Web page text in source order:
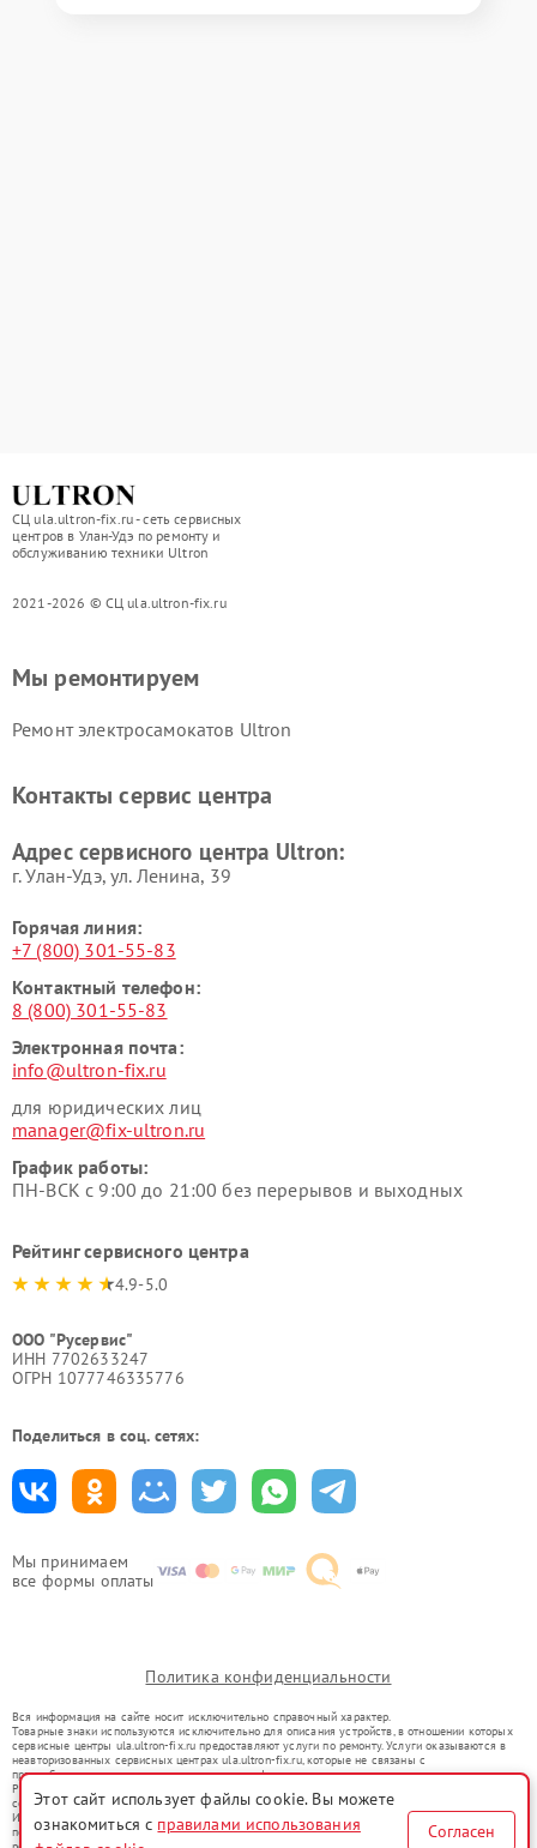
СЦ ula.ultron-fix.ru - сеть сервисных
центров в Улан-Удэ по ремонту и
обслуживанию техники Ultron
2021-2026 © СЦ ula.ultron-fix.ru
Мы принимаем
все формы оплаты
Мы ремонтируем
Ремонт электросамокатов Ultron
Контакты сервис центра
Адрес сервисного центра Ultron:
г. Улан-Удэ, ул. Ленина, 39
Горячая линия:
+7 (800) 301-55-83
Контактный телефон:
8 (800) 301-55-83
Электронная почта:
info@ultron-fix.ru
для юридических лиц
manager@fix-ultron.ru
График работы:
ПН-ВСК с 9:00 до 21:00 без перерывов и выходных
Рейтинг сервисного центра
4.9-5.0
ООО "Русервис"
ИНН 7702633247
ОГРН 1077746335776
Поделиться в соц. сетях:
Политика конфиденциальности
Вся информация на сайте носит исключительно справочный характер.
Товарные знаки используются исключительно для описания устройств, в отношении которых
сервисные центры ula.ultron-fix.ru предоставляют услуги по ремонту. Услуги оказываются в
неавторизованных сервисных центрах ula.ultron-fix.ru, которые не связаны с
правообладателями товарных знаков или их официальными представителями.
Ремонт осуществляется для устройств, уже введенных в гражданский оборот в соответствии
со статьей 1487 ГК РФ.
Использование товарных знаков не преследует цели индивидуализации услуг или введения
потребителей в заблуждение, а служит для информирования о предоставляемых услугах по
Этот сайт использует файлы cookie. Вы можете
ознакомиться с правилами использования
Согласен